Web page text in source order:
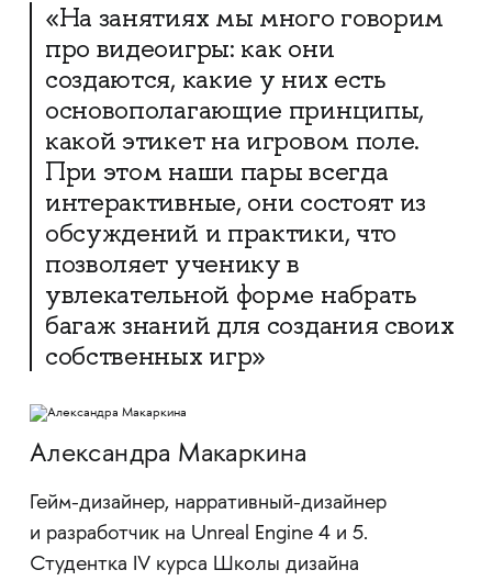
«На занятиях мы много говорим
про видеоигры: как они
создаются, какие у них есть
основополагающие принципы,
какой этикет на игровом поле.
При этом наши пары всегда
интерактивные, они состоят из
обсуждений и практики, что
позволяет ученику в
увлекательной форме набрать
багаж знаний для создания своих
собственных игр»
Александра Макаркина
Гейм-дизайнер, нарративный-дизайнер
и разработчик на Unreal Engine 4 и 5.
Студентка IV курса Школы дизайна